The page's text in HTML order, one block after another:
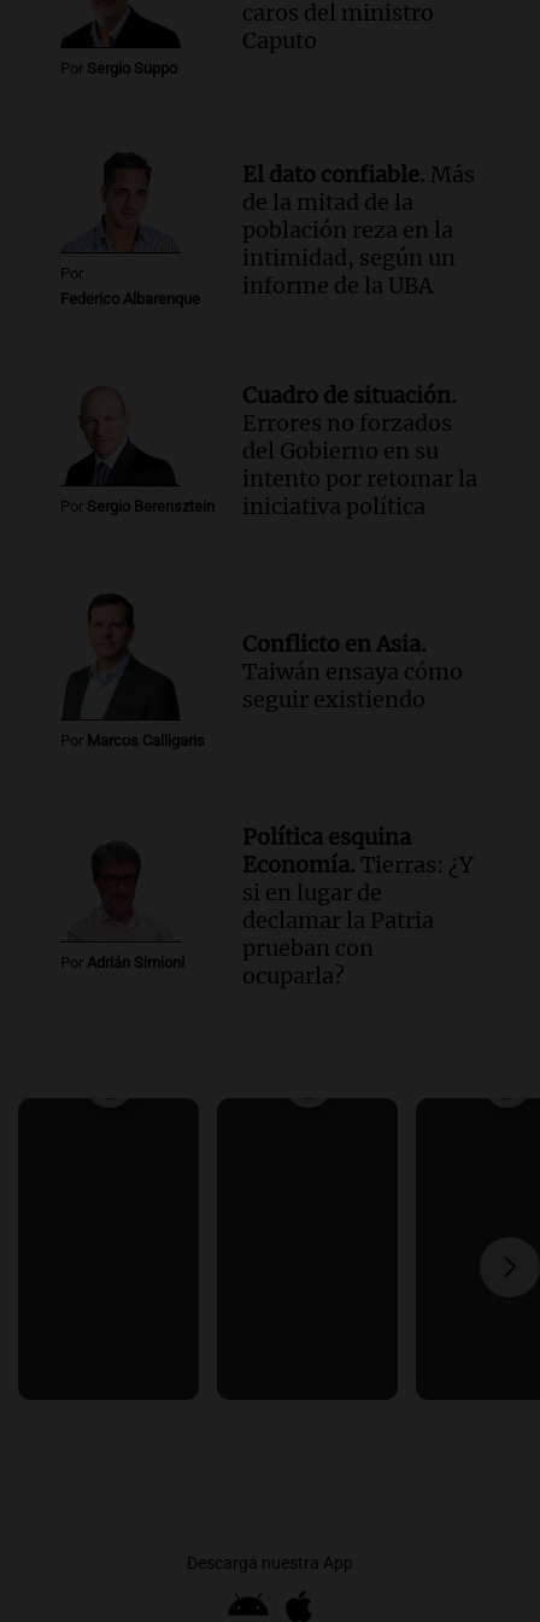
Audio.Chile planteó mejorar la
conectividad fronteriza, aérea y digital
con Jujuy
Por Sergio Suppo
caros del ministro
Caputo
Por
Federico Albarenque
El dato confiable. Más
de la mitad de la
población reza en la
intimidad, según un
informe de la UBA
Por Sergio Berensztein
Cuadro de situación.
Errores no forzados
del Gobierno en su
intento por retomar la
iniciativa política
Por Marcos Calligaris
Conflicto en Asia.
Taiwán ensaya cómo
seguir existiendo
Por Adrián Simioni
Política esquina
Economía. Tierras: ¿Y
si en lugar de
declamar la Patria
prueban con
ocuparla?
Descargá nuestra App